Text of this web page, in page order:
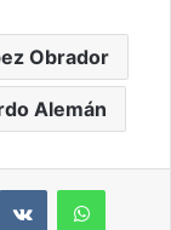
Obrador
Alemán
VKontakte